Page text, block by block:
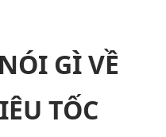
GÌ VỀ
TỐC